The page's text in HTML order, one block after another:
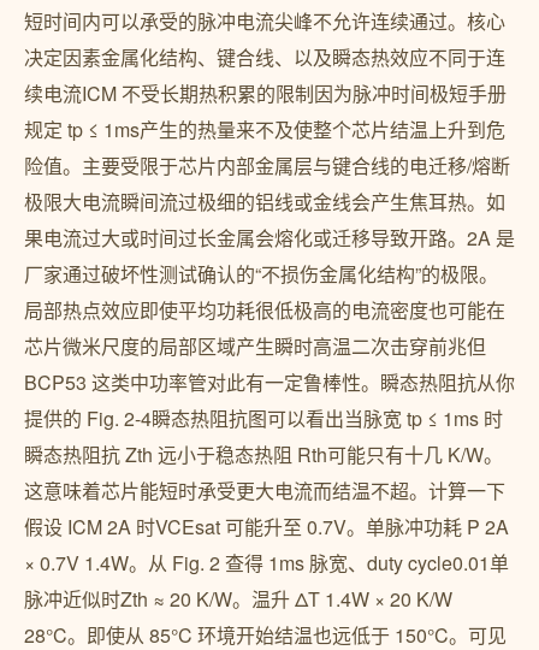
短时间内可以承受的脉冲电流尖峰不允许连续通过。核心
决定因素金属化结构、键合线、以及瞬态热效应不同于连
续电流ICM 不受长期热积累的限制因为脉冲时间极短手册
规定 tp ≤ 1ms产生的热量来不及使整个芯片结温上升到危
险值。主要受限于芯片内部金属层与键合线的电迁移/熔断
极限大电流瞬间流过极细的铝线或金线会产生焦耳热。如
果电流过大或时间过长金属会熔化或迁移导致开路。2A 是
厂家通过破坏性测试确认的“不损伤金属化结构”的极限。
局部热点效应即使平均功耗很低极高的电流密度也可能在
芯片微米尺度的局部区域产生瞬时高温二次击穿前兆但
BCP53 这类中功率管对此有一定鲁棒性。瞬态热阻抗从你
提供的 Fig. 2-4瞬态热阻抗图可以看出当脉宽 tp ≤ 1ms 时
瞬态热阻抗 Zth 远小于稳态热阻 Rth可能只有十几 K/W。
这意味着芯片能短时承受更大电流而结温不超。计算一下
假设 ICM 2A 时VCEsat 可能升至 0.7V。单脉冲功耗 P 2A
× 0.7V 1.4W。从 Fig. 2 查得 1ms 脉宽、duty cycle0.01单
脉冲近似时Zth ≈ 20 K/W。温升 ΔT 1.4W × 20 K/W
28°C。即使从 85°C 环境开始结温也远低于 150°C。可见